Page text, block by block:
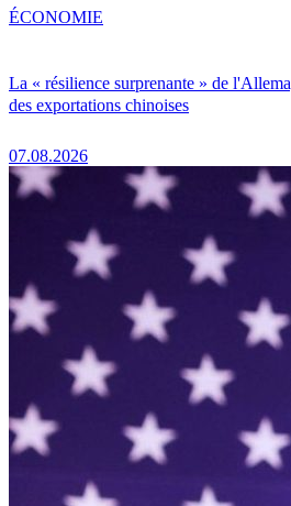
La « résilience surprenante » de
des exportations chinoises
07.08.2026
ÉCONOMIE